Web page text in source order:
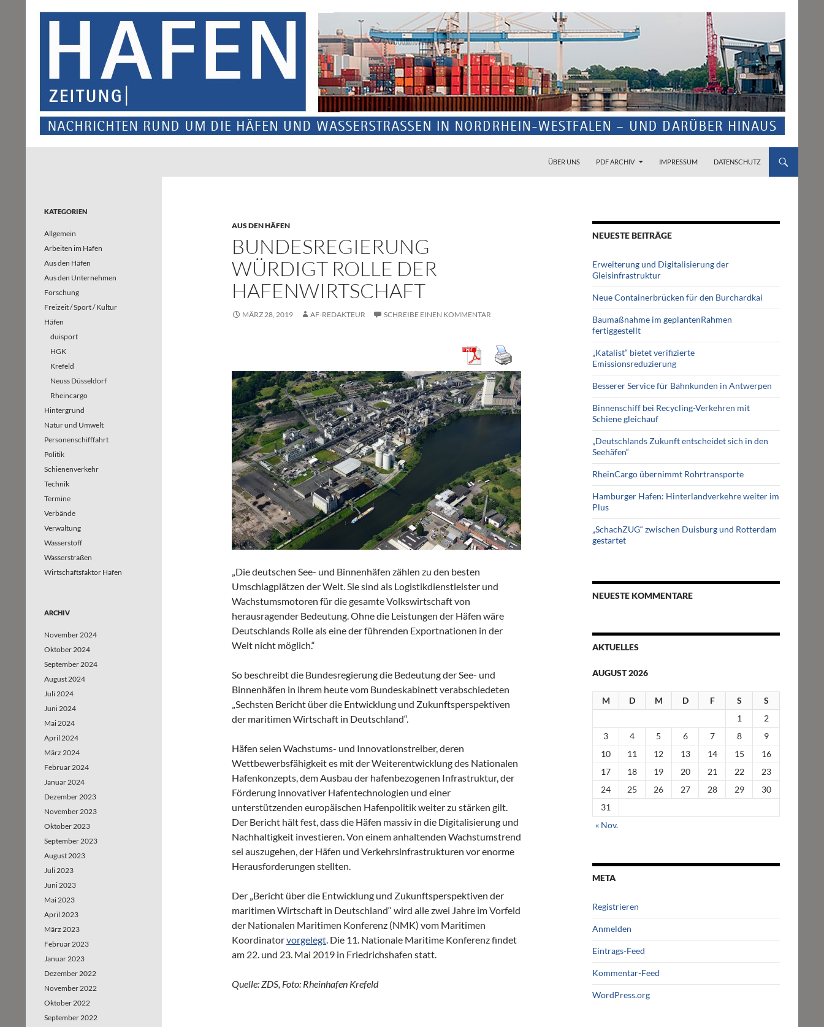
ÜBER UNS
PDF ARCHIV IMPRESSUM DATENSCHUTZ
AUS DEN HÄFEN
BUNDESREGIERUNG
WÜRDIGT ROLLE DER
HAFENWIRTSCHAFT
MÄRZ 28, 2019 AF-REDAKTEUR SCHREIBE EINEN KOMMENTAR
„Die deutschen See- und Binnenhäfen zählen zu den besten
Umschlagplätzen der Welt. Sie sind als Logistikdienstleister und
Wachstumsmotoren für die gesamte Volkswirtschaft von
herausragender Bedeutung. Ohne die Leistungen der Häfen wäre
Deutschlands Rolle als eine der führenden Exportnationen in der
Welt nicht möglich.“
So beschreibt die Bundesregierung die Bedeutung der See- und
Binnenhäfen in ihrem heute vom Bundeskabinett verabschiedeten
„Sechsten Bericht über die Entwicklung und Zukunftsperspektiven
der maritimen Wirtschaft in Deutschland“.
Häfen seien Wachstums- und Innovationstreiber, deren
Wettbewerbsfähigkeit es mit der Weiterentwicklung des Nationalen
Hafenkonzepts, dem Ausbau der hafenbezogenen Infrastruktur, der
Förderung innovativer Hafentechnologien und einer
unterstützenden europäischen Hafenpolitik weiter zu stärken gilt.
Der Bericht hält fest, dass die Häfen massiv in die Digitalisierung und
Nachhaltigkeit investieren. Von einem anhaltenden Wachstumstrend
sei auszugehen, der Häfen und Verkehrsinfrastrukturen vor enorme
Herausforderungen stellten.
Der „Bericht über die Entwicklung und Zukunftsperspektiven der
maritimen Wirtschaft in Deutschland“ wird alle zwei Jahre im Vorfeld
der Nationalen Maritimen Konferenz (NMK) vom Maritimen
Koordinatorvorgelegt. Die 11. Nationale Maritime Konferenz findet
am 22. und 23. Mai 2019 in Friedrichshafen statt.
Quelle: ZDS, Foto: Rheinhafen Krefeld
NEUESTE BEITRÄGE
Erweiterung und Digitalisierung der
Gleisinfrastruktur
Neue Containerbrücken für den Burchardkai
Baumaßnahme im geplantenRahmen
fertiggestellt
„Katalist“ bietet verifizierte
Emissionsreduzierung
Besserer Service für Bahnkunden in Antwerpen
Binnenschiff bei Recycling-Verkehren mit
Schiene gleichauf
„Deutschlands Zukunft entscheidet sich in den
Seehäfen“
RheinCargo übernimmt Rohrtransporte
Hamburger Hafen: Hinterlandverkehre weiter im
Plus
„SchachZUG“ zwischen Duisburg und Rotterdam
gestartet
NEUESTE KOMMENTARE
AKTUELLES
AUGUST 2026
M D M D F S
S
1
2
3
4 5 6 7 8
9
10
11 12 13 14 15
16
17
18 19 20 21 22
23
24
25 26 27 28 29
30
31
« Nov.
META
Registrieren
Anmelden
Eintrags-Feed
Kommentar-Feed
WordPress.org
KATEGORIEN
Allgemein
Arbeiten im Hafen
Aus den Häfen
Aus den Unternehmen
Forschung
Freizeit / Sport / Kultur
Häfen
duisport
HGK
Krefeld
Neuss Düsseldorf
Rheincargo
Hintergrund
Natur und Umwelt
Personenschifffahrt
Politik
Schienenverkehr
Technik
Termine
Verbände
Verwaltung
Wasserstoff
Wasserstraßen
Wirtschaftsfaktor Hafen
ARCHIV
November 2024
Oktober 2024
September 2024
August 2024
Juli 2024
Juni 2024
Mai 2024
April 2024
März 2024
Februar 2024
Januar 2024
Dezember 2023
November 2023
Oktober 2023
September 2023
August 2023
Juli 2023
Juni 2023
Mai 2023
April 2023
März 2023
Februar 2023
Januar 2023
Dezember 2022
November 2022
Oktober 2022
September 2022